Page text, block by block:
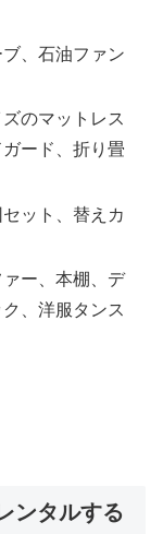
、石油ファン
のマットレス
ード、折り畳
ット、替えカ
ー、本棚、デ
、洋服タンス
ンタルする